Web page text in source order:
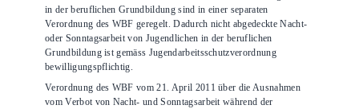
in der beruflichen Grundbildung sind in einer separaten
Verordnung des WBF geregelt. Dadurch nicht abgedeckte Nacht-
oder Sonntagsarbeit von Jugendlichen in der beruflichen
Grundbildung ist gemäss Jugendarbeitsschutzverordnung
bewilligungspflichtig.
Verordnung des WBF vom 21. April 2011 über die Ausnahmen
vom Verbot von Nacht- und Sonntagsarbeit während der